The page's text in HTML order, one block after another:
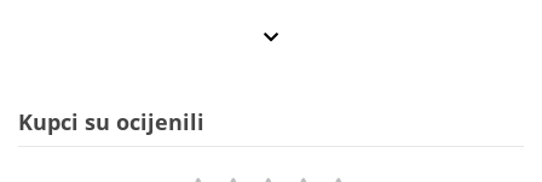
Kupci su ocijenili